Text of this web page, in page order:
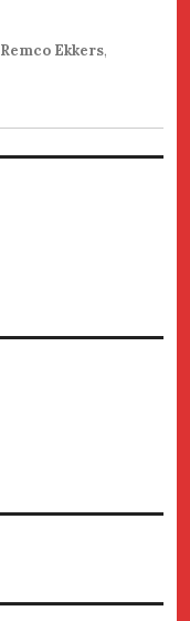
Remco Ekkers,